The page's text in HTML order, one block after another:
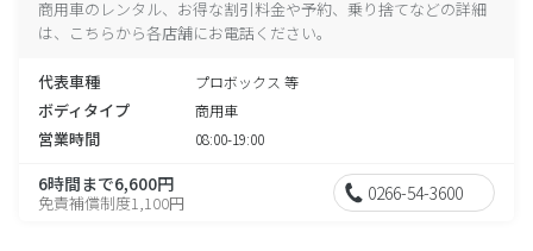
商用車のレンタル、お得な割引料金や予約、乗り捨てなどの詳細
は、こちらから各店舗にお電話ください。
代表車種 プロボックス 等
ボディタイプ 商用車
営業時間 08:00-19:00
6時間まで6,600円
免責補償制度1,100円 0266-54-3600